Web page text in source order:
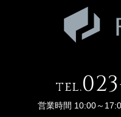
tel.
営業時間 10:00～